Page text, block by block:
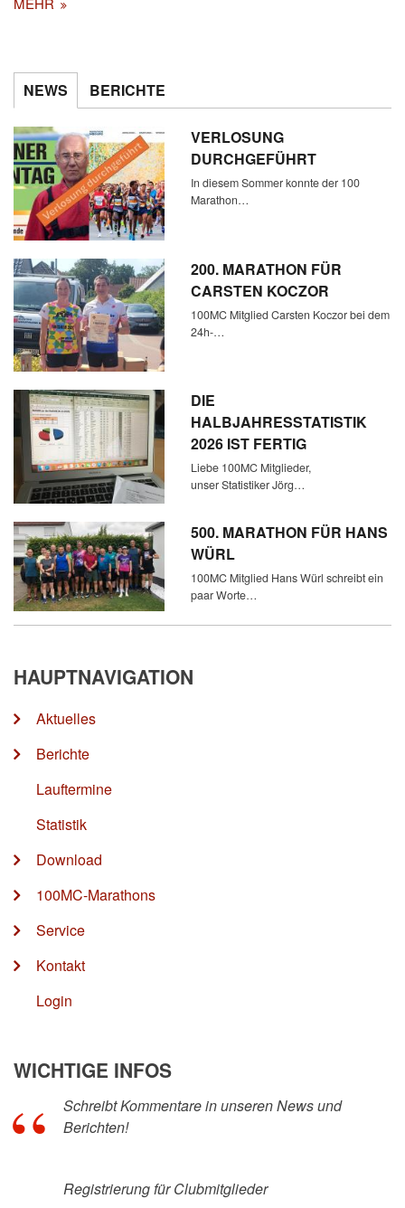
NEWS BERICHTE
VERLOSUNG
DURCHGEFÜHRT
In diesem Sommer konnte der 100
Marathon…
200. MARATHON FÜR
CARSTEN KOCZOR
100MC Mitglied Carsten Koczor bei dem
24h-…
DIE
HALBJAHRESSTATISTIK
2026 IST FERTIG
Liebe 100MC Mitglieder,
unser Statistiker Jörg…
500. MARATHON FÜR HANS
WÜRL
100MC Mitglied Hans Würl schreibt ein
paar Worte…
HAUPTNAVIGATION
Aktuelles
Berichte
Lauftermine
Statistik
Download
100MC-Marathons
Service
Kontakt
Login
WICHTIGE INFOS
Schreibt Kommentare in unseren News und
Berichten!
Registrierung für Clubmitglieder